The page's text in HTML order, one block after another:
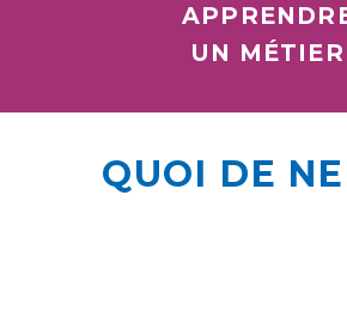
UN MÉTIER
QUOI DE